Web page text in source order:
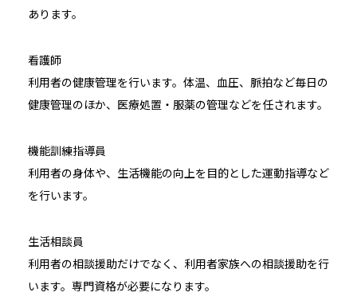
あります。
看護師
利用者の健康管理を行います。体温、血圧、脈拍など毎日の
健康管理のほか、医療処置・服薬の管理などを任されます。
機能訓練指導員
利用者の身体や、生活機能の向上を目的とした運動指導など
を行います。
生活相談員
利用者の相談援助だけでなく、利用者家族への相談援助を行
います。専門資格が必要になります。